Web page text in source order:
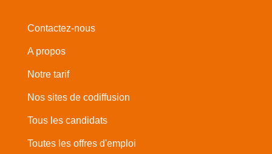
Contactez-nous
A propos
Notre tarif
Nos sites de codiffusion
Tous les candidats
Toutes les offres d'emploi